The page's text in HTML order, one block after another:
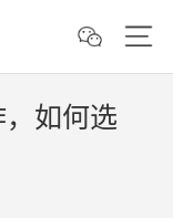
如何选